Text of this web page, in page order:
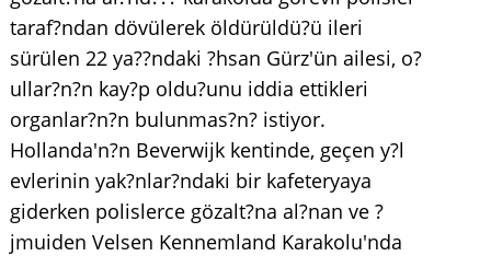
taraf?ndan dövülerek öldürüldü?ü ileri
sürülen 22 ya??ndaki ?hsan Gürz'ün ailesi, o?
ullar?n?n kay?p oldu?unu iddia ettikleri
organlar?n?n bulunmas?n? istiyor.
Hollanda'n?n Beverwijk kentinde, geçen y?l
evlerinin yak?nlar?ndaki bir kafeteryaya
giderken polislerce gözalt?na al?nan ve ?
jmuiden Velsen Kennemland Karakolu'nda